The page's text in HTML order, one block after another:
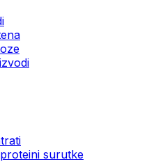
surutke